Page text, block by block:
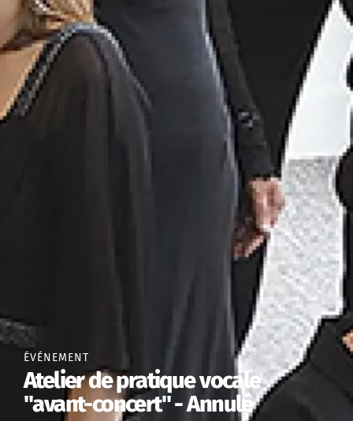
ÉVÉNEMENT
Atelier de pratique vocale
"avant-concert" - Annulé